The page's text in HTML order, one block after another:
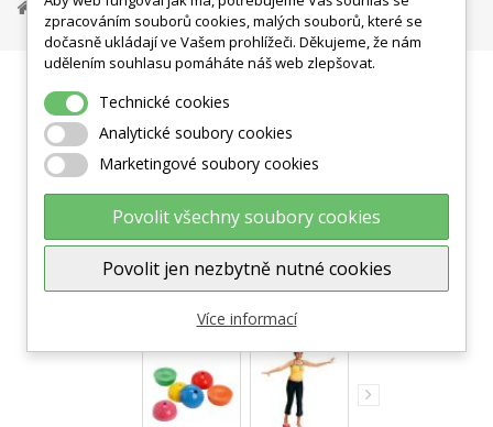
Balanční Cvičení
Nestabilní Plochy
Multiactiv Stone - Balanční Čočka - GYMNIC - Různé Barvy
Zobrazit větší
zpracováním souborů cookies, malých souborů, které se
dočasně ukládají ve Vašem prohlížeči. Děkujeme, že nám
udělením souhlasu pomáháte náš web zlepšovat.
Technické cookies
Analytické soubory cookies
Marketingové soubory cookies
Povolit všechny soubory cookies
Povolit jen nezbytně nutné cookies
Více informací